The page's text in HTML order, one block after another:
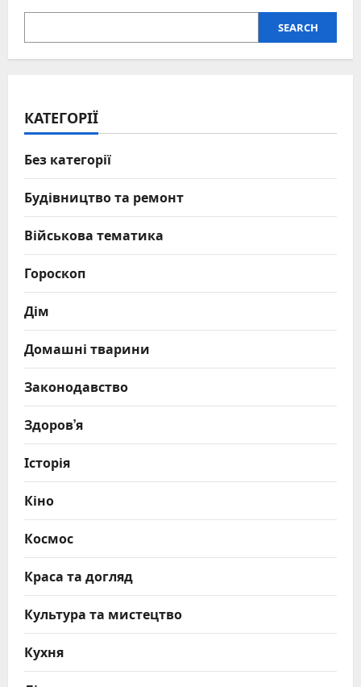
SEARCH
КАТЕГОРІЇ
Без категорії
Будівництво та ремонт
Військова тематика
Гороскоп
Дім
Домашні тварини
Законодавство
Здоров’я
Історія
Кіно
Космос
Краса та догляд
Культура та мистецтво
Кухня